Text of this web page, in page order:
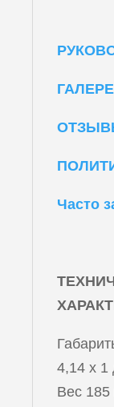
Часто
4,14 x
Вес 185